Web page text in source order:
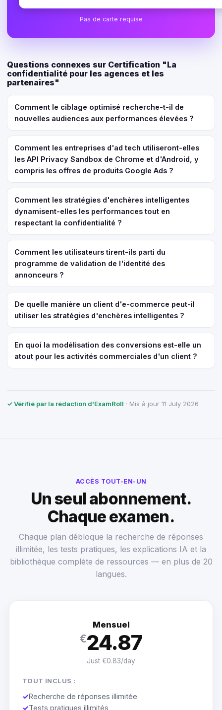
Pas de carte requise
Questions connexes sur Certification "La
confidentialité pour les agences et les
partenaires"
Comment le ciblage optimisé recherche-t-il de
nouvelles audiences aux performances élevées ?
Comment les entreprises d'ad tech utiliseront-elles
les API Privacy Sandbox de Chrome et d'Android, y
compris les offres de produits Google Ads ?
Comment les stratégies d'enchères intelligentes
dynamisent-elles les performances tout en
respectant la confidentialité ?
Comment les utilisateurs tirent-ils parti du
programme de validation de l'identité des
annonceurs ?
De quelle manière un client d'e-commerce peut-il
utiliser les stratégies d'enchères intelligentes ?
En quoi la modélisation des conversions est-elle un
atout pour les activités commerciales d'un client ?
✓ Vérifié par la rédaction d'ExamRoll · Mis à jour 11 July 2026
ACCÈS TOUT-EN-UN
Un seul abonnement.
Chaque examen.
Chaque plan débloque la recherche de réponses
illimitée, les tests pratiques, les explications IA et la
bibliothèque complète de ressources — en plus de 20
langues.
Mensuel
€24.87
Just €0.83/day
TOUT INCLUS :
✓Recherche de réponses illimitée
✓Tests pratiques illimités